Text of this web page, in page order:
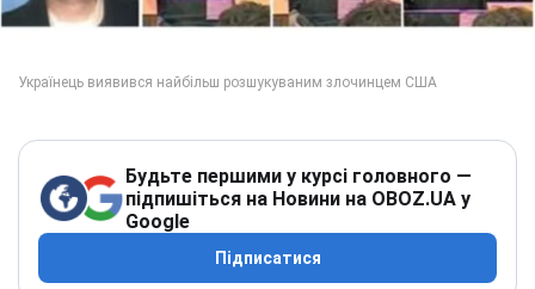
Будьте першими у курсі головного —
підпишіться на Новини на OBOZ.UA у
Google
Підписатися